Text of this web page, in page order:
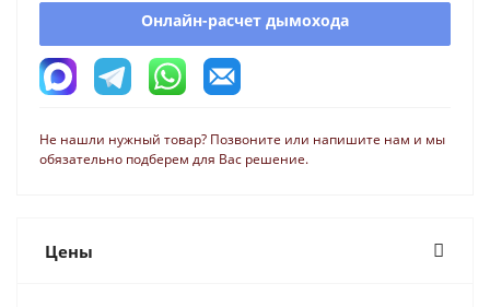
Онлайн-расчет дымохода
Не нашли нужный товар? Позвоните или напишите нам и мы
обязательно подберем для Вас решение.
Цены